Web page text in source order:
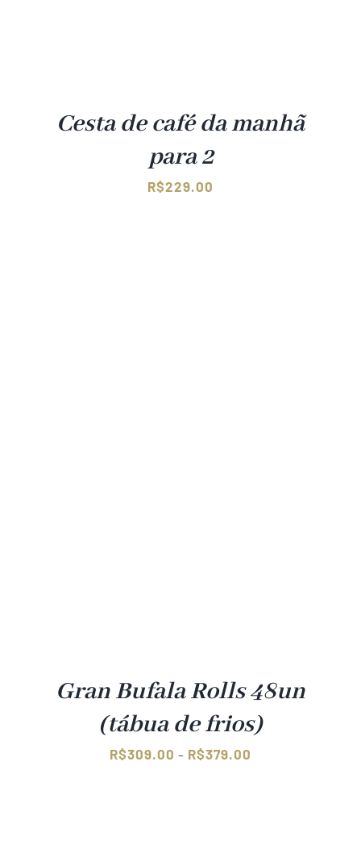
Cesta de café da manhã
para 2
R$229.00
Gran Bufala Rolls 48un
(tábua de frios)
R$309.00 – R$379.00